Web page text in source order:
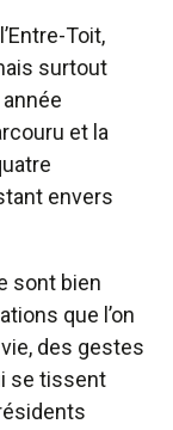
Toit,
surtout
et la
envers
sont bien
que l’on
des gestes
se tissent